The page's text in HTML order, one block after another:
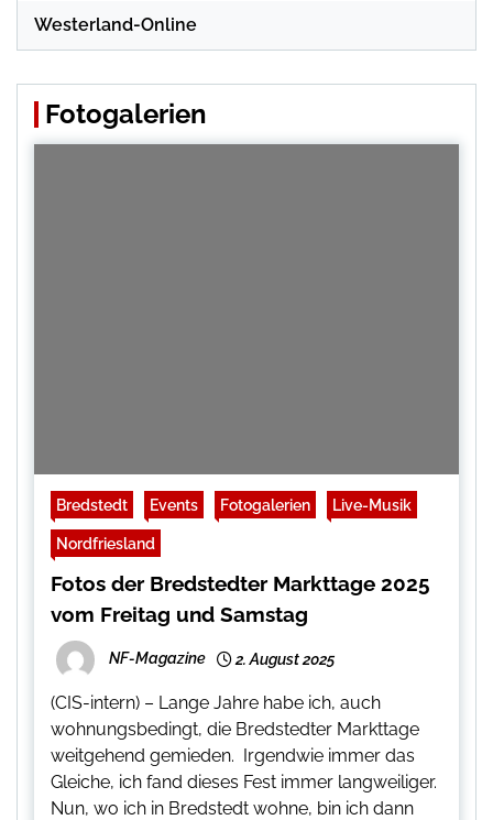
Westerland-Online
Fotogalerien
Bredstedt Events Fotogalerien Live-Musik
Nordfriesland
Fotos der Bredstedter Markttage 2025
vom Freitag und Samstag
NF-Magazine 2. August 2025
(CIS-intern) – Lange Jahre habe ich, auch
wohnungsbedingt, die Bredstedter Markttage
weitgehend gemieden. Irgendwie immer das
Gleiche, ich fand dieses Fest immer langweiliger.
Nun, wo ich in Bredstedt wohne, bin ich dann